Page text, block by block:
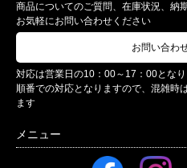
商品についてのご質問、在庫状況、納
お気軽にお問い合わせください
お問い合わ
対応は営業日の10：00～17：00とな
順番での対応となりますので、混雑時
ます